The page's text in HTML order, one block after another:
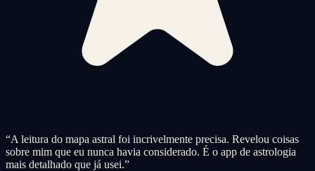
“A leitura do mapa astral foi incrivelmente precisa. Revelou coisas
sobre mim que eu nunca havia considerado. É o app de astrologia
mais detalhado que já usei.”